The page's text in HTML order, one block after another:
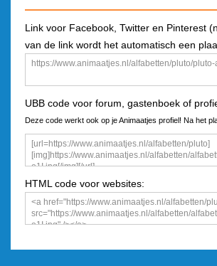
Link voor Facebook, Twitter en Pinterest
van de link wordt het automatisch een
UBB code voor forum, gastenboek of
Deze code werkt ook op je Animaatjes profiel! Na het
een plaatje
HTML code voor websites: